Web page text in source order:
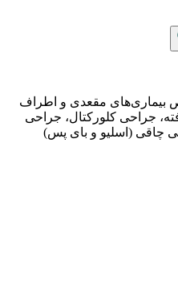
بیماری‌های مقعدی و اطراف
جراحی کلورکتال، جراحی
چاقی (اسلیو و بای پس)